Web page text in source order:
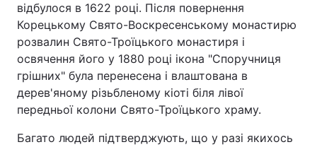
відбулося в 1622 році. Після повернення
Корецькому Свято-Воскресенському монастирю
розвалин Свято-Троїцького монастиря і
освячення його у 1880 році ікона "Споручниця
грішних" була перенесена і влаштована в
дерев'яному різьбленому кіоті біля лівої
передньої колони Свято-Троїцького храму.
Багато людей підтверджують, що у разі якихось